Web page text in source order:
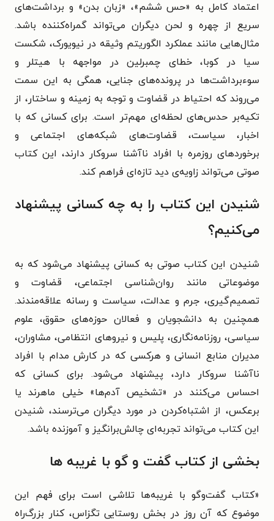
اعتماد کامل به «حس ششم»، «زبان بدن» و برداشت‌های
سریع از چهره و لحن دیگران می‌تواند گمراه‌کننده باشد.
مثال‌هایی مانند عملکرد الگوریتم وثیقه در نیویورک، شکست
سیا در کوبا، خطای چمبرلین در مواجهه با هیتلر و
سوءبرداشت‌ها در پرونده‌های جنایی، همگی به این سمت
می‌روند که احتیاط در قضاوت و توجه به زمینه و ساختار، از
تکیه‌بر حدس‌های لحظه‌ای مهم‌تر است. برای کسانی که با
اخبار، سیاست، قضاوت‌های شبکه‌های اجتماعی و
برخوردهای روزمره با افراد ناآشنا سروکار دارند، این کتاب
صوتی می‌تواند زاویه‌ی دید تازه‌ای فراهم کند.
شنیدن این کتاب را به چه کسانی پیشنهاد
می‌کنیم؟
شنیدن این کتاب صوتی به کسانی پیشنهاد می‌شود که به
موضوعاتی مانند روان‌شناسی اجتماعی، قضاوت و
تصمیم‌گیری، جرم و عدالت، سیاست و رسانه علاقه‌مندند.
همچنین به دانشجویان و فعالان حوزه‌های حقوق، علوم
سیاسی، روزنامه‌نگاری، پلیس و نیروهای انتظامی، مشاوران،
مدیران منابع انسانی و هرکسی که در کارش مدام با افراد
ناآشنا سروکار دارد، پیشنهاد می‌شود. برای کسانی که
احساس می‌کنند در «تشخیص آدم‌ها» خیلی ماهرند یا
برعکس، از اشتباه‌کردن در مورد دیگران می‌ترسند، شنیدن
این کتاب می‌تواند تجربه‌ای چالش‌برانگیز و آموزنده باشد.
بخشی از کتاب گفت‌ و گو با غریبه‌ ها
«کتاب گفت‌وگو با غریبه‌ها تلاشی است برای فهم این
موضوع که آن روز در بخش روستایی تگزاس، کنار بزرگ‌راه